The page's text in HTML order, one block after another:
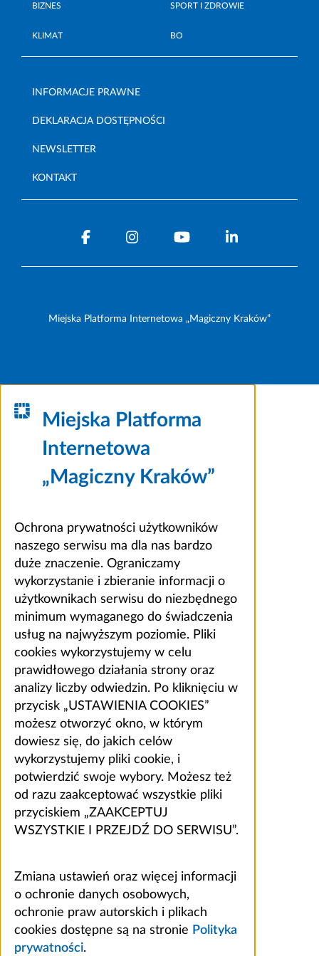
BIZNES SPORT I ZDROWIE
KLIMAT BO
INFORMACJE PRAWNE
DEKLARACJA DOSTĘPNOŚCI
NEWSLETTER
KONTAKT
Miejska Platforma Internetowa „Magiczny Kraków”
Miejska Platforma
Internetowa
„Magiczny Kraków”
Ochrona prywatności użytkowników
naszego serwisu ma dla nas bardzo
duże znaczenie. Ograniczamy
wykorzystanie i zbieranie informacji o
użytkownikach serwisu do niezbędnego
minimum wymaganego do świadczenia
usług na najwyższym poziomie. Pliki
cookies wykorzystujemy w celu
prawidłowego działania strony oraz
analizy liczby odwiedzin. Po kliknięciu w
przycisk „USTAWIENIA COOKIES”
możesz otworzyć okno, w którym
dowiesz się, do jakich celów
wykorzystujemy pliki cookie, i
potwierdzić swoje wybory. Możesz też
od razu zaakceptować wszystkie pliki
przyciskiem „ZAAKCEPTUJ
WSZYSTKIE I PRZEJDŹ DO SERWISU”.
Zmiana ustawień oraz więcej informacji
o ochronie danych osobowych,
ochronie praw autorskich i plikach
cookies dostępne są na stronie Polityka
prywatności.